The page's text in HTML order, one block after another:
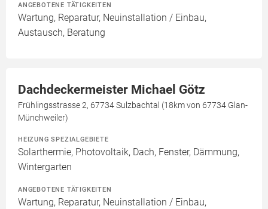
ANGEBOTENE TÄTIGKEITEN
Wartung, Reparatur, Neuinstallation / Einbau,
Austausch, Beratung
Dachdeckermeister Michael Götz
Frühlingsstrasse 2, 67734 Sulzbachtal (18km von 67734 Glan-
Münchweiler)
HEIZUNG SPEZIALGEBIETE
Solarthermie, Photovoltaik, Dach, Fenster, Dämmung,
Wintergarten
ANGEBOTENE TÄTIGKEITEN
Wartung, Reparatur, Neuinstallation / Einbau,